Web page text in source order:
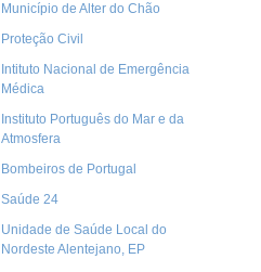
Município de Alter do Chão
Proteção Civil
Intituto Nacional de Emergência
Médica
Instituto Português do Mar e da
Atmosfera
Bombeiros de Portugal
Saúde 24
Unidade de Saúde Local do
Nordeste Alentejano, EP